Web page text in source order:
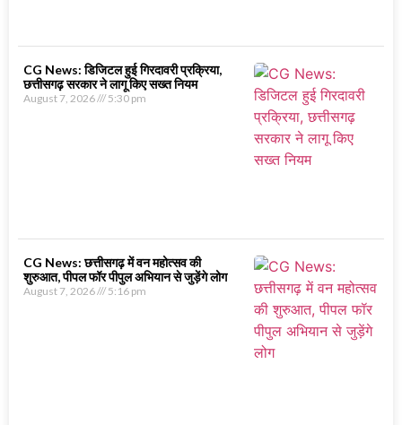
CG News: डिजिटल हुई गिरदावरी प्रक्रिया,
छत्तीसगढ़ सरकार ने लागू किए सख्त नियम
August 7, 2026 5:30 pm
CG News: छत्तीसगढ़ में वन महोत्सव की
शुरुआत, पीपल फॉर पीपुल अभियान से जुड़ेंगे लोग
August 7, 2026 5:16 pm